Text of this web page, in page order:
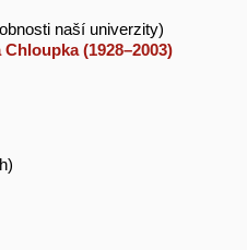
naší univerzity)
(1928–2003)